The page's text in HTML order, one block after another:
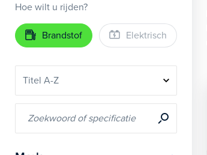
Hoe wilt u rijden?
Brandstof Elektrisch